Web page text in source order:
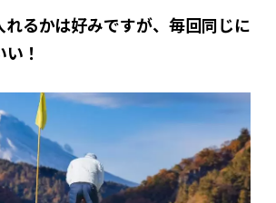
れるかは好みですが、毎回同じに
！